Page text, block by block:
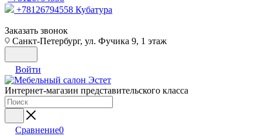
+78126794558 Кубатура
Заказать звонок
Санкт-Петербург, ул. Фучика 9, 1 этаж
Войти
Интернет-магазин представительского класса
Сравнение0